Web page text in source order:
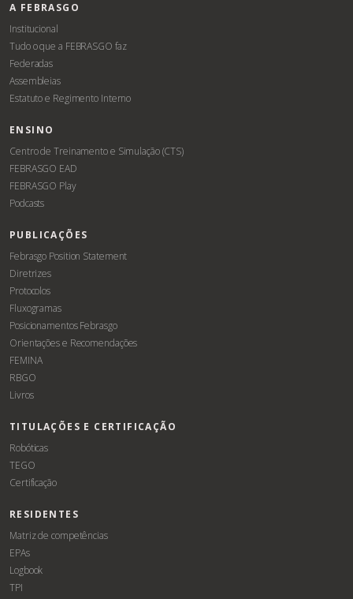
A FEBRASGO
Institucional
Tudo o que a FEBRASGO faz
Federadas
Assembleias
Estatuto e Regimento Interno
ENSINO
Centro de Treinamento e Simulação (CTS)
FEBRASGO EAD
FEBRASGO Play
Podcasts
PUBLICAÇÕES
Febrasgo Position Statement
Diretrizes
Protocolos
Fluxogramas
Posicionamentos Febrasgo
Orientações e Recomendações
FEMINA
RBGO
Livros
TITULAÇÕES E CERTIFICAÇÃO
Robóticas
TEGO
Certificação
RESIDENTES
Matriz de competências
EPAs
Logbook
TPI